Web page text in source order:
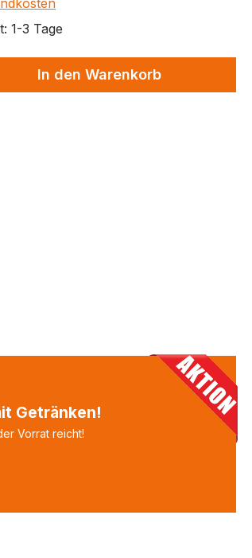
1-3 Tage
den gewünschten Wert
In den Warenkorb
Getränken!
Vorrat reicht!